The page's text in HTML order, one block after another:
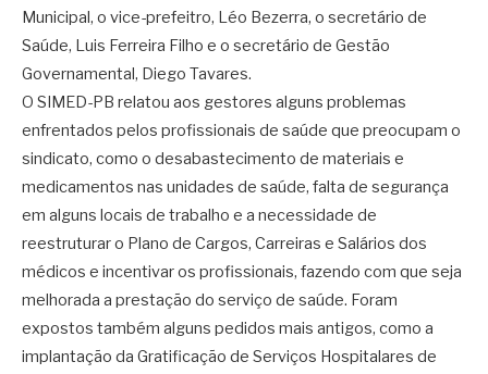
Municipal, o vice-prefeitro, Léo Bezerra, o secretário de
Saúde, Luis Ferreira Filho e o secretário de Gestão
Governamental, Diego Tavares.
O SIMED-PB relatou aos gestores alguns problemas
enfrentados pelos profissionais de saúde que preocupam o
sindicato, como o desabastecimento de materiais e
medicamentos nas unidades de saúde, falta de segurança
em alguns locais de trabalho e a necessidade de
reestruturar o Plano de Cargos, Carreiras e Salários dos
médicos e incentivar os profissionais, fazendo com que seja
melhorada a prestação do serviço de saúde. Foram
expostos também alguns pedidos mais antigos, como a
implantação da Gratificação de Serviços Hospitalares de